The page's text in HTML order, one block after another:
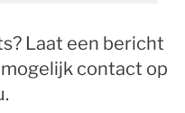
Laat een bericht
contact op